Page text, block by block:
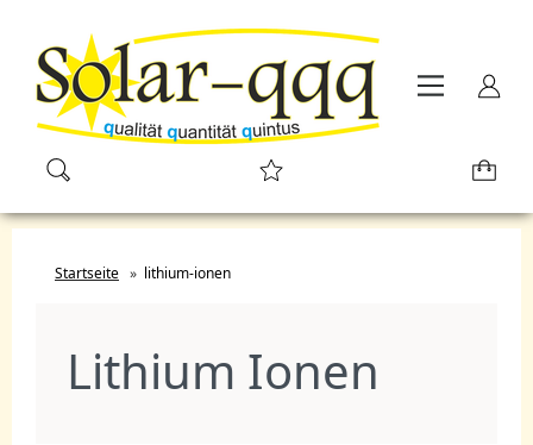
Startseite » lithium-ionen
Lithium Ionen